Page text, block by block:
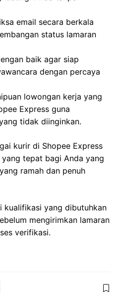
email secara berkala
status lamaran
baik agar siap
dengan percaya
lowongan kerja yang
Express guna
tidak diinginkan.
kurir di Shopee Express
tepat bagi Anda yang
ramah dan penuh
kualifikasi yang dibutuhkan
mengirimkan lamaran
verifikasi.